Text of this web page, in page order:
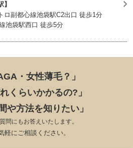
】
ロ副都心線池袋駅C2出口 徒歩1分
池袋駅西口 徒歩5分
・女性薄毛？」
くらいかかるの?」
や方法を知りたい」
問にもお答えいたします。
軽にご相談ください。